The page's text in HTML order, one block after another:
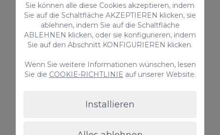
Sie können alle diese Cookies akzeptieren, indem
Sie auf die Schaltfläche AKZEPTIEREN klicken, sie
ablehnen, indem Sie auf die Schaltfläche
ABLEHNEN klicken, oder sie konfigurieren, indem
Sie auf den Abschnitt KONFIGURIEREN klicken.
Wenn Sie weitere Informationen wünschen, lesen
Sie die COOKIE-RICHTLINIE auf unserer Website.
Installieren